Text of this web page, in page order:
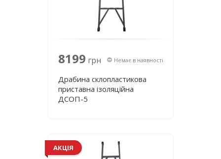
8199 грн Немає в наявності
Драбина склопластикова
приставна ізоляційна
ДСОП-5
АКЦІЯ